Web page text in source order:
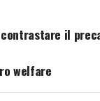
il
welfare